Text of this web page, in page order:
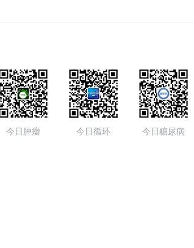
今日肿瘤 今日循环 今日糖尿病